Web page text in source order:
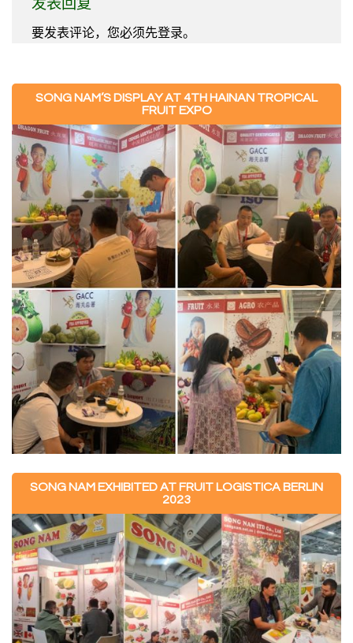
发表回复
要发表评论，您必须先登录。
SONG NAM’S DISPLAY AT 4TH HAINAN TROPICAL
FRUIT EXPO
SONG NAM EXHIBITED AT FRUIT LOGISTICA BERLIN
2023